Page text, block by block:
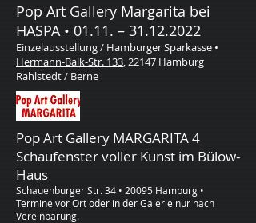
Pop Art Gallery Margarita bei
HASPA • 01.11. – 31.12.2022
Einzelausstellung / Hamburger Sparkasse •
Hermann-Balk-Str. 133, 22147 Hamburg
Rahlstedt / Berne
Pop Art Gallery MARGARITA4
Schaufenster voller Kunst im Bülow-
Haus
Schauenburger Str. 34 • 20095 Hamburg •
Termine vor Ort oder in der Galerie nur nach
Vereinbarung.